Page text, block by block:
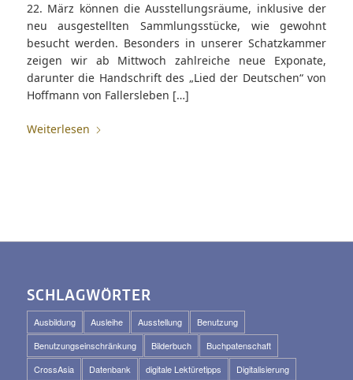
22. März können die Ausstellungsräume, inklusive der
neu ausgestellten Sammlungsstücke, wie gewohnt
besucht werden. Besonders in unserer Schatzkammer
zeigen wir ab Mittwoch zahlreiche neue Exponate,
darunter die Handschrift des „Lied der Deutschen“ von
Hoffmann von Fallersleben […]
Weiterlesen
SCHLAGWÖRTER
Ausbildung Ausleihe Ausstellung
Benutzung
Benutzungseinschränkung
Bilderbuch
Buchpatenschaft
CrossAsia
Datenbank digitale Lektüretipps
Digitalisierung